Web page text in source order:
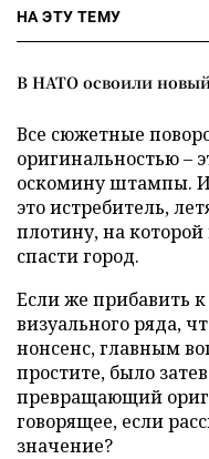
НА ЭТУ ТЕМУ
В НАТО освоили
Все сюжетные
оригинальностью –
оскомину штампы.
это истребитель,
плотину, на
спасти город.
Если же прибавить
визуального ряда,
нонсенс, главным
простите, было
превращающий
говорящее, если
значение?